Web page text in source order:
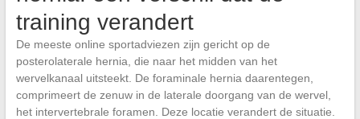
training verandert
De meeste online sportadviezen zijn gericht op de
posterolaterale hernia, die naar het midden van het
wervelkanaal uitsteekt. De foraminale hernia daarentegen,
comprimeert de zenuw in de laterale doorgang van de wervel,
het intervertebrale foramen. Deze locatie verandert de situatie.